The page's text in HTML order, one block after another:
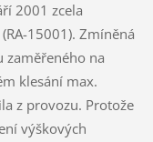
2001 zcela
15001). Zmíněná
zaměřeného na
klesání max.
z provozu. Protože
výškových